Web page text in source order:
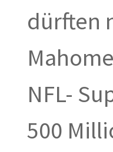
dürften
NFL-
500